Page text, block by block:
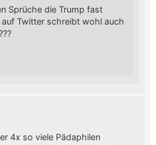
Sprüche die Trump fast
Twitter schreibt wohl auch
4x so viele Pädaphilen